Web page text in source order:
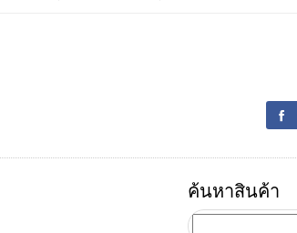
ค้นหาสินค้า